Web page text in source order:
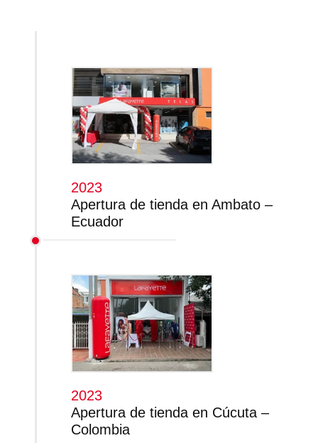
2023
Apertura de tienda en Ambato –
Ecuador
2023
Apertura de tienda en Cúcuta –
Colombia